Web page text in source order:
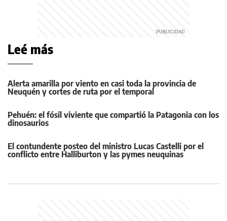
Leé más
Alerta amarilla por viento en casi toda la provincia de
Neuquén y cortes de ruta por el temporal
Pehuén: el fósil viviente que compartió la Patagonia con los
dinosaurios
El contundente posteo del ministro Lucas Castelli por el
conflicto entre Halliburton y las pymes neuquinas